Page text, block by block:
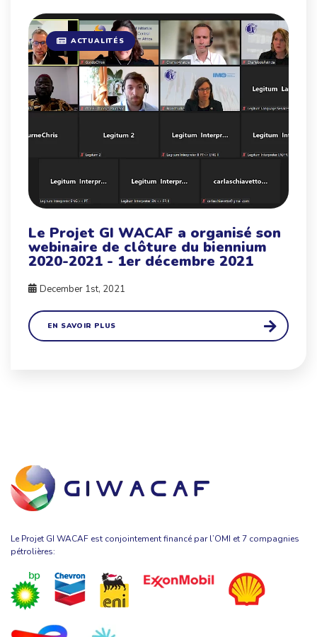
ACTUALITÉS
Le Projet GI WACAF a organisé son
webinaire de clôture du biennium
2020-2021 - 1er décembre 2021
December 1st, 2021
EN SAVOIR PLUS
Le Projet GI WACAF est conjointement financé par l’OMI et 7 compagnies
pétrolières: